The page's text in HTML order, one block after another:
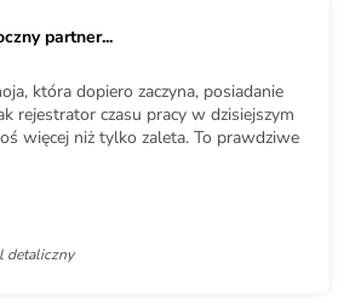
partner...
która dopiero zaczyna, posiadanie
rejestrator czasu pracy w dzisiejszym
więcej niż tylko zaleta. To prawdziwe
detaliczny